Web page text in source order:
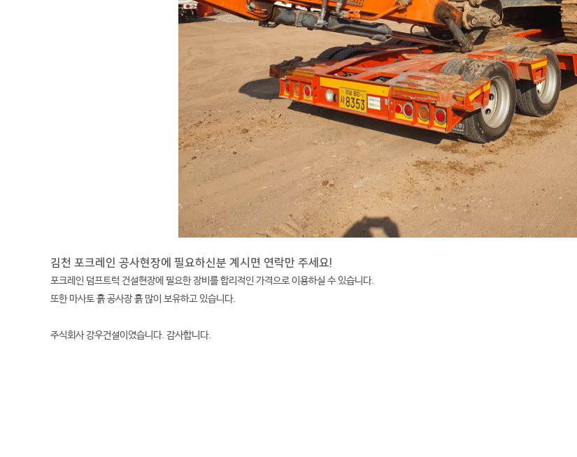
김천 포크레인 공사현장에 필요하신분 계시면 연락만 주세요!
포크레인 덤프트럭 건설현장에 필요한 장비를 합리적인 가격으로 이용하실 수 있습니다.
또한 마사토 흙 공사장 흙 많이 보유하고 있습니다.
주식회사 강우건설이였습니다. 감사합니다.